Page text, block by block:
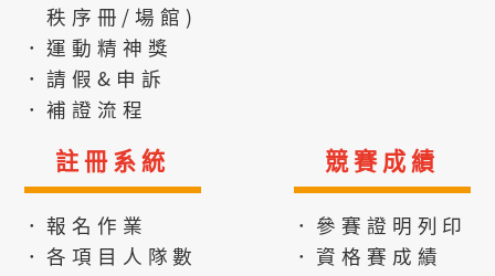
秩序冊/場館)
．運動精神獎
．請假&申訴
．補證流程
註冊系統
．報名作業
．各項目人隊數
競賽成績
．參賽證明列印
．資格賽成績